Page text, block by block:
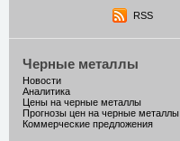
RSS
Черные металлы
Новости
Аналитика
Цены на черные металлы
Прогнозы цен на черные металлы
Коммерческие предложения